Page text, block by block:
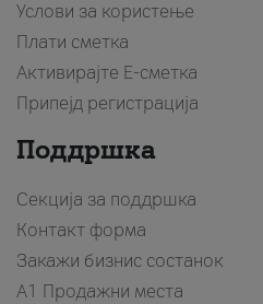
Услови за користење
Плати сметка
Активирајте Е-сметка
Припејд регистрација
Поддршка
Секција за поддршка
Контакт форма
Закажи бизнис состанок
A1 Продажни места